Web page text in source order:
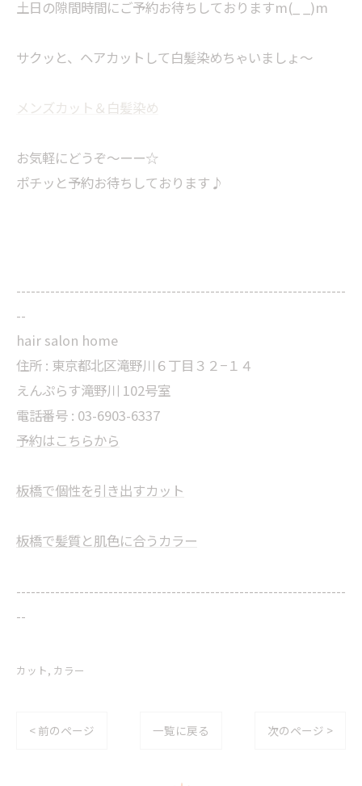
土日の隙間時間にご予約お待ちしておりますm(_ _)m
サクッと、ヘアカットして白髪染めちゃいましょ〜
メンズカット＆白髪染め
お気軽にどうぞ～ーー☆
ポチッと予約お待ちしております♪
--------------------------------------------------------------------
--
hair salon home
住所 : 東京都北区滝野川６丁目３２−１４
えんぷらす滝野川 102号室
電話番号 : 03-6903-6337
予約はこちらから
板橋で個性を引き出すカット
板橋で髪質と肌色に合うカラー
--------------------------------------------------------------------
--
カット カラー
< 前のページ 一覧に戻る 次のページ >